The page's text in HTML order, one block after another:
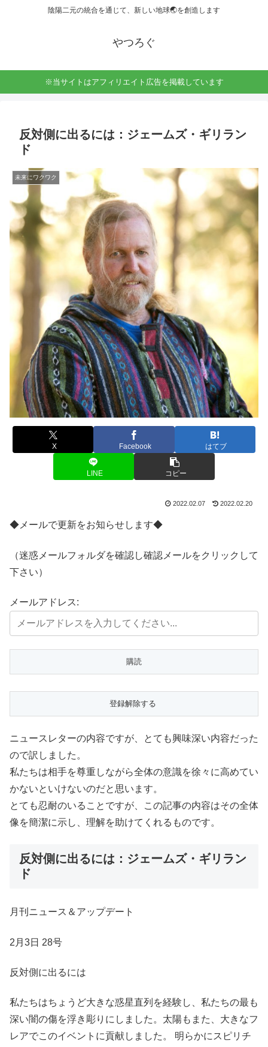
陰陽二元の統合を通じて、新しい地球🌏を創造します
やつろぐ
※当サイトはアフィリエイト広告を掲載しています
反対側に出るには：ジェームズ・ギリラン
ド
未来にワクワク
X Facebook はてブ
LINE コピー
2022.02.07 2022.02.20
◆メールで更新をお知らせします◆
（迷惑メールフォルダを確認し確認メールをクリックして
下さい）
メールアドレス:
ニュースレターの内容ですが、とても興味深い内容だった
ので訳しました。
私たちは相手を尊重しながら全体の意識を徐々に高めてい
かないといけないのだと思います。
とても忍耐のいることですが、この記事の内容はその全体
像を簡潔に示し、理解を助けてくれるものです。
反対側に出るには：ジェームズ・ギリラン
ド
月刊ニュース＆アップデート
2月3日 28号
反対側に出るには
私たちはちょうど大きな惑星直列を経験し、私たちの最も
深い闇の傷を浮き彫りにしました。太陽もまた、大きなフ
レアでこのイベントに貢献しました。 明らかにスピリチ